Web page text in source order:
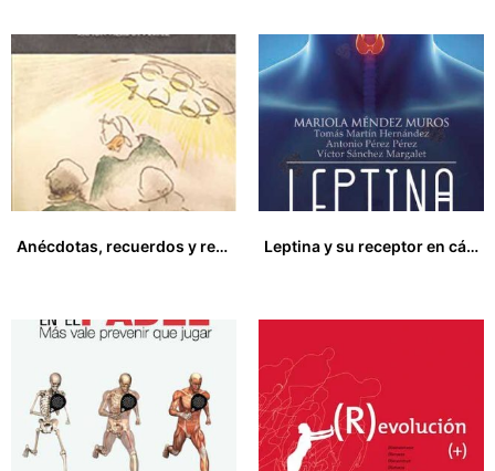
Anécdotas, recuerdos y reflexiones de un traumatólogo jubilado
Leptina y su receptor en cáncer diferenciado de tiroides